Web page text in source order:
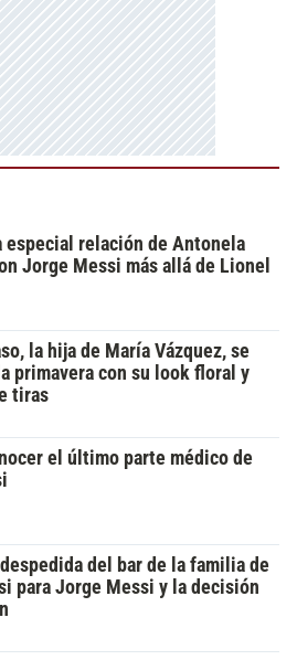
especial relación de Antonela
Jorge Messi más allá de Lionel
la hija de María Vázquez, se
primavera con su look floral y
tiras
el último parte médico de
del bar de la familia de
para Jorge Messi y la decisión